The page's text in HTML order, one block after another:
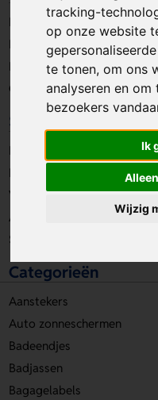
tracking-
op onze website
te tonen, om ons
analyseren en
bezoekers
Ik
Wijzig
Home
Klantenservice
Digitale drukproef
Contact
Service & Advies
Digitaal aanleveren
Druktechnieken
Veelgestelde vragen
Algemene voorwaarden
Sitemap
Categorieën
Aanstekers
Auto zonneschermen
Badeendjes
Badjassen
Bagagelabels